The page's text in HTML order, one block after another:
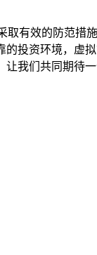
取有效的防范措
投资环境，虚
我们共同期待